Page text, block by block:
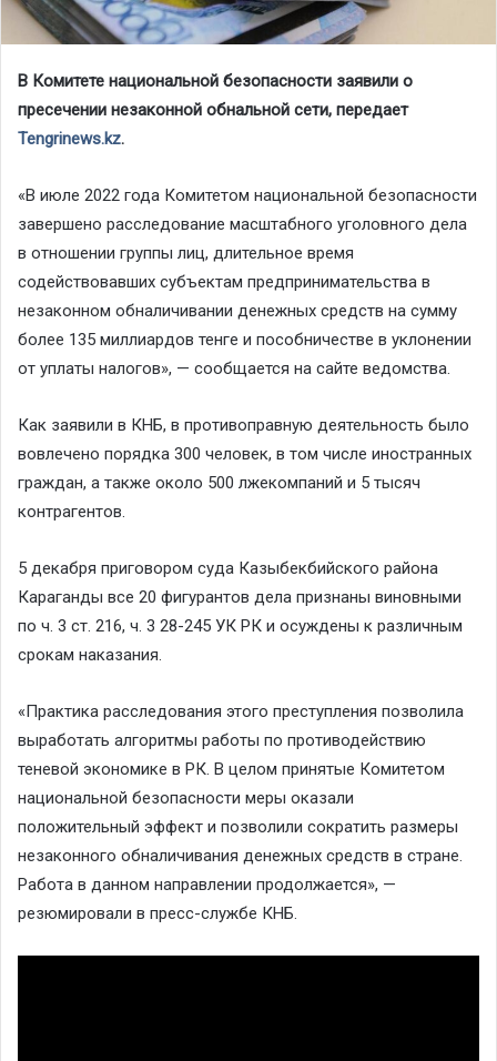
В Комитете национальной безопасности заявили о
пресечении незаконной обнальной сети, передает
Tengrinews.kz.
«В июле 2022 года Комитетом национальной безопасности
завершено расследование масштабного уголовного дела
в отношении группы лиц, длительное время
содействовавших субъектам предпринимательства в
незаконном обналичивании денежных средств на сумму
более 135 миллиардов тенге и пособничестве в уклонении
от уплаты налогов», — сообщается на сайте ведомства.
Как заявили в КНБ, в противоправную деятельность было
вовлечено порядка 300 человек, в том числе иностранных
граждан, а также около 500 лжекомпаний и 5 тысяч
контрагентов.
5 декабря приговором суда Казыбекбийского района
Караганды все 20 фигурантов дела признаны виновными
по ч. 3 ст. 216, ч. 3 28-245 УК РК и осуждены к различным
срокам наказания.
«Практика расследования этого преступления позволила
выработать алгоритмы работы по противодействию
теневой экономике в РК. В целом принятые Комитетом
национальной безопасности меры оказали
положительный эффект и позволили сократить размеры
незаконного обналичивания денежных средств в стране.
Работа в данном направлении продолжается», —
резюмировали в пресс-службе КНБ.